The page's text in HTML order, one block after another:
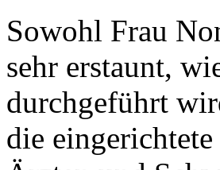
Sowohl Frau
sehr erstaunt,
durchgeführt
die